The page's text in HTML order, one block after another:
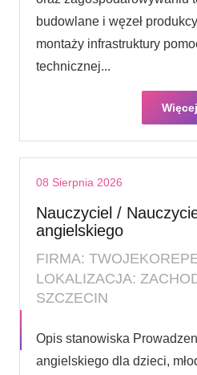
budowlane i węzeł
montaży infrastruktury
technicznej...
Więcej
08 Sierpnia 2026
Nauczyciel /
angielskiego
FIRMA:
LOKALIZACJA:
SZCZECIN
Opis stanowiska
angielskiego dla dzieci,